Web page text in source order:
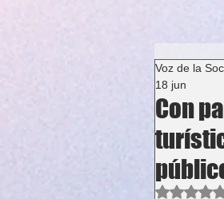
Con
Voz de la
18 jun